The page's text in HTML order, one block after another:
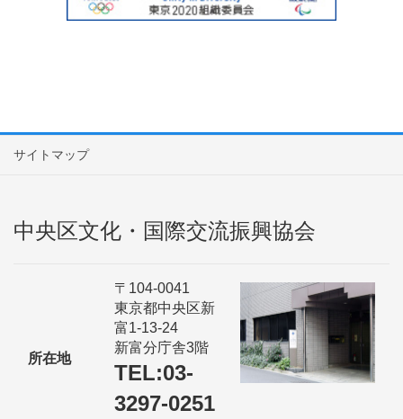
サイトマップ
中央区文化・国際交流振興協会
所在地
〒104-0041
東京都中央区新
富1-13-24
新富分庁舎3階
TEL:03-
3297-0251